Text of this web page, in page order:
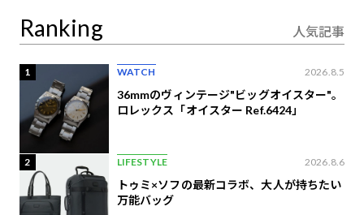
Ranking 人気記事
1 WATCH 2026.8.5
36mmのヴィンテージ"ビッグオイスター"。
ロレックス「オイスター Ref.6424」
2 LIFESTYLE 2026.8.6
トゥミ×ソフの最新コラボ、大人が持ちたい
万能バッグ